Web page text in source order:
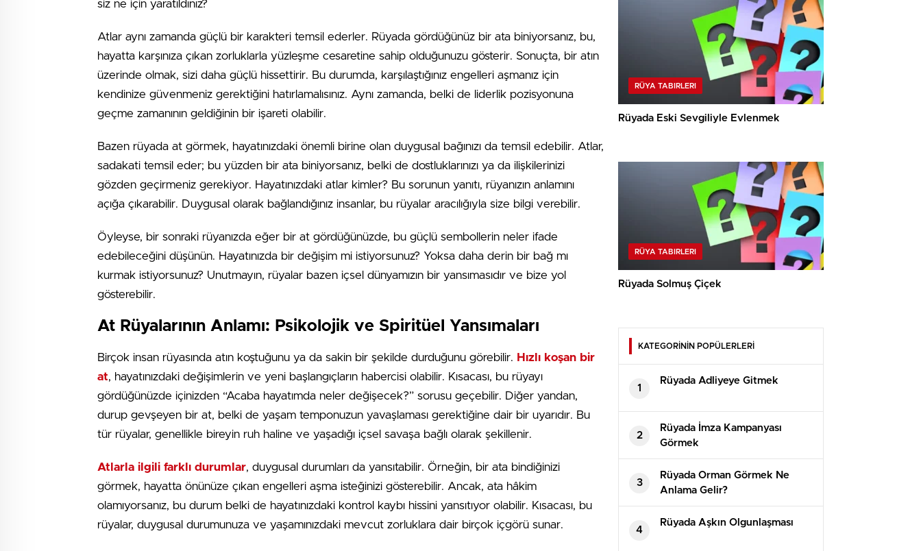
siz ne için yaratıldınız?
Atlar aynı zamanda güçlü bir karakteri temsil ederler. Rüyada gördüğünüz bir ata biniyorsanız, bu,
hayatta karşınıza çıkan zorluklarla yüzleşme cesaretine sahip olduğunuzu gösterir. Sonuçta, bir atın
üzerinde olmak, sizi daha güçlü hissettirir. Bu durumda, karşılaştığınız engelleri aşmanız için
kendinize güvenmeniz gerektiğini hatırlamalısınız. Aynı zamanda, belki de liderlik pozisyonuna
geçme zamanının geldiğinin bir işareti olabilir.
Bazen rüyada at görmek, hayatınızdaki önemli birine olan duygusal bağınızı da temsil edebilir. Atlar,
sadakati temsil eder; bu yüzden bir ata biniyorsanız, belki de dostluklarınızı ya da ilişkilerinizi
gözden geçirmeniz gerekiyor. Hayatınızdaki atlar kimler? Bu sorunun yanıtı, rüyanızın anlamını
açığa çıkarabilir. Duygusal olarak bağlandığınız insanlar, bu rüyalar aracılığıyla size bilgi verebilir.
Öyleyse, bir sonraki rüyanızda eğer bir at gördüğünüzde, bu güçlü sembollerin neler ifade
edebileceğini düşünün. Hayatınızda bir değişim mi istiyorsunuz? Yoksa daha derin bir bağ mı
kurmak istiyorsunuz? Unutmayın, rüyalar bazen içsel dünyamızın bir yansımasıdır ve bize yol
gösterebilir.
At Rüyalarının Anlamı: Psikolojik ve Spiritüel Yansımaları
Birçok insan rüyasında atın koştuğunu ya da sakin bir şekilde durduğunu görebilir. Hızlı koşan bir
at, hayatınızdaki değişimlerin ve yeni başlangıçların habercisi olabilir. Kısacası, bu rüyayı
gördüğünüzde içinizden “Acaba hayatımda neler değişecek?” sorusu geçebilir. Diğer yandan,
durup gevşeyen bir at, belki de yaşam temponuzun yavaşlaması gerektiğine dair bir uyarıdır. Bu
tür rüyalar, genellikle bireyin ruh haline ve yaşadığı içsel savaşa bağlı olarak şekillenir.
Atlarla ilgili farklı durumlar, duygusal durumları da yansıtabilir. Örneğin, bir ata bindiğinizi
görmek, hayatta önünüze çıkan engelleri aşma isteğinizi gösterebilir. Ancak, ata hâkim
olamıyorsanız, bu durum belki de hayatınızdaki kontrol kaybı hissini yansıtıyor olabilir. Kısacası, bu
rüyalar, duygusal durumunuza ve yaşamınızdaki mevcut zorluklara dair birçok içgörü sunar.
RÜYA TABIRLERI
Rüyada Eski Sevgiliyle Evlenmek
RÜYA TABIRLERI
Rüyada Solmuş Çiçek
KATEGORİNİN POPÜLERLERİ
1
Rüyada Adliyeye Gitmek
2
Rüyada İmza Kampanyası
Görmek
3
Rüyada Orman Görmek Ne
Anlama Gelir?
4
Rüyada Aşkın Olgunlaşması